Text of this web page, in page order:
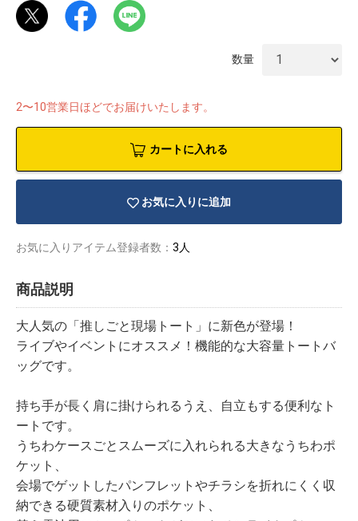
数量
2〜10営業日ほどでお届けいたします。
カートに入れる
お気に入りに追加
お気に入りアイテム登録者数： 3人
商品説明
大人気の「推しごと現場トート」に新色が登場！
ライブやイベントにオススメ！機能的な大容量トートバ
ッグです。
持ち手が長く肩に掛けられるうえ、自立もする便利なト
ートです。
うちわケースごとスムーズに入れられる大きなうちわポ
ケット、
会場でゲットしたパンフレットやチラシを折れにくく収
納できる硬質素材入りのポケット、
イラストレ
アダルトグ